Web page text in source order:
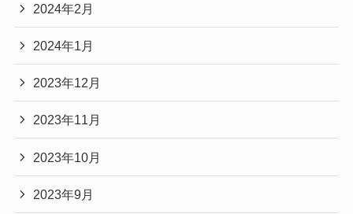
2024年2月
2024年1月
2023年12月
2023年11月
2023年10月
2023年9月